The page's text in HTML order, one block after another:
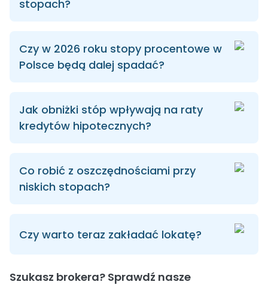
stopach?
Czy w 2026 roku stopy procentowe w
Polsce będą dalej spadać?
Jak obniżki stóp wpływają na raty
kredytów hipotecznych?
Co robić z oszczędnościami przy
niskich stopach?
Czy warto teraz zakładać lokatę?
Szukasz brokera? Sprawdź nasze